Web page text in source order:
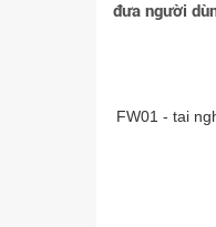
đưa người
FW01 - tai